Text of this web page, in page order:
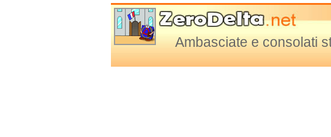
Ambasciate e consolati